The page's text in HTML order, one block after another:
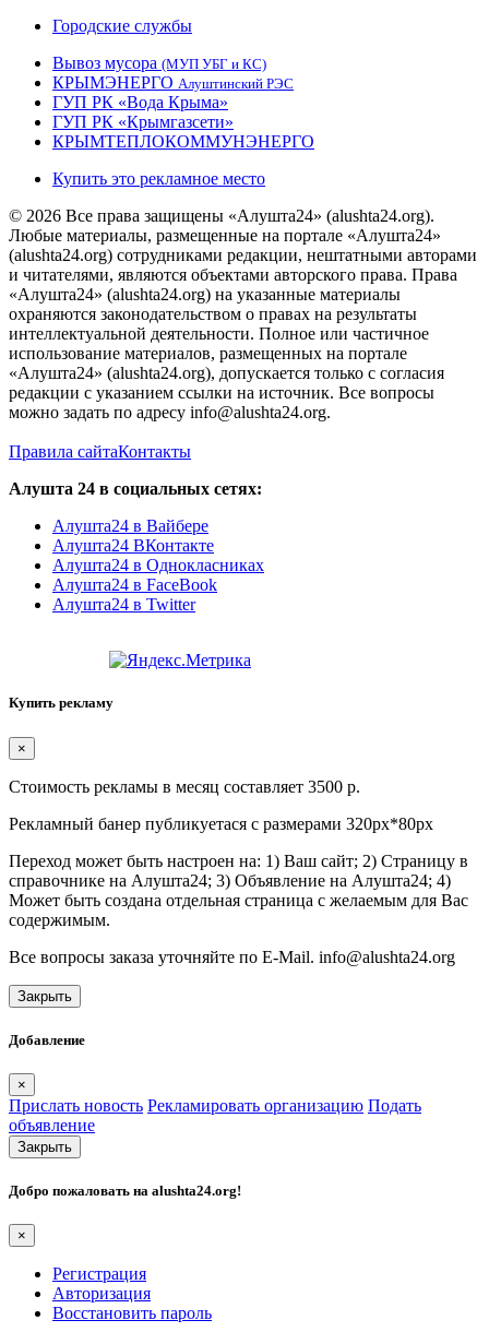
Городские службы
Вывоз мусора (МУП УБГ и КС)
КРЫМЭНЕРГО Алуштинский РЭС
ГУП РК «Вода Крыма»
ГУП РК «Крымгазсети»
КРЫМТЕПЛОКОММУНЭНЕРГО
Купить это рекламное место
© 2026 Все права защищены «Алушта24» (alushta24.org).
Любые материалы, размещенные на портале «Алушта24»
(alushta24.org) сотрудниками редакции, нештатными авторами
и читателями, являются объектами авторского права. Права
«Алушта24» (alushta24.org) на указанные материалы
охраняются законодательством о правах на результаты
интеллектуальной деятельности. Полное или частичное
использование материалов, размещенных на портале
«Алушта24» (alushta24.org), допускается только с согласия
редакции с указанием ссылки на источник. Все вопросы
можно задать по адресу info@alushta24.org.
Правила сайтаКонтакты
Алушта 24 в социальных сетях:
Алушта24 в Вайбере
Алушта24 ВКонтакте
Алушта24 в Однокласниках
Алушта24 в FaceBook
Алушта24 в Twitter
Купить рекламу
×
Стоимость рекламы в месяц составляет 3500 р.
Рекламный банер публикуетася с размерами 320px*80px
Переход может быть настроен на: 1) Ваш сайт; 2) Страницу в
справочнике на Алушта24; 3) Объявление на Алушта24; 4)
Может быть создана отдельная страница с желаемым для Вас
содержимым.
Все вопросы заказа уточняйте по E-Mail. info@alushta24.org
Закрыть
Добавление
×
Прислать новость Рекламировать организацию Подать
объявление
Закрыть
Добро пожаловать на alushta24.org!
×
Регистрация
Авторизация
Восстановить пароль